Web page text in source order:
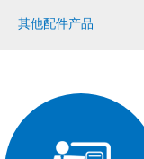
其他配件产品